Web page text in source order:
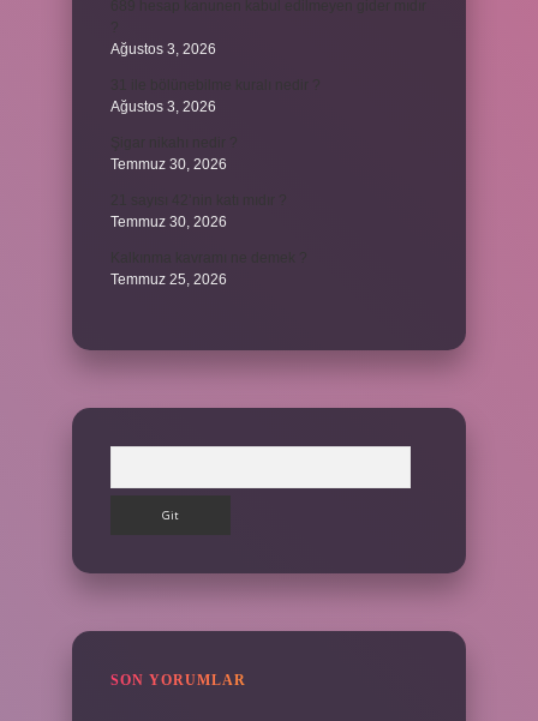
Ağustos 3, 2026
Ağustos 3, 2026
Temmuz 30, 2026
Temmuz 30, 2026
Temmuz 25, 2026
SON YORUMLAR